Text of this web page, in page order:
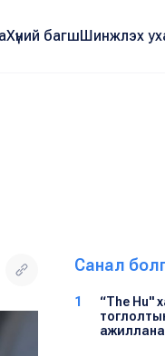
Хүний багшШинжлэх
Санал
1
“The Hu"
ажиллана